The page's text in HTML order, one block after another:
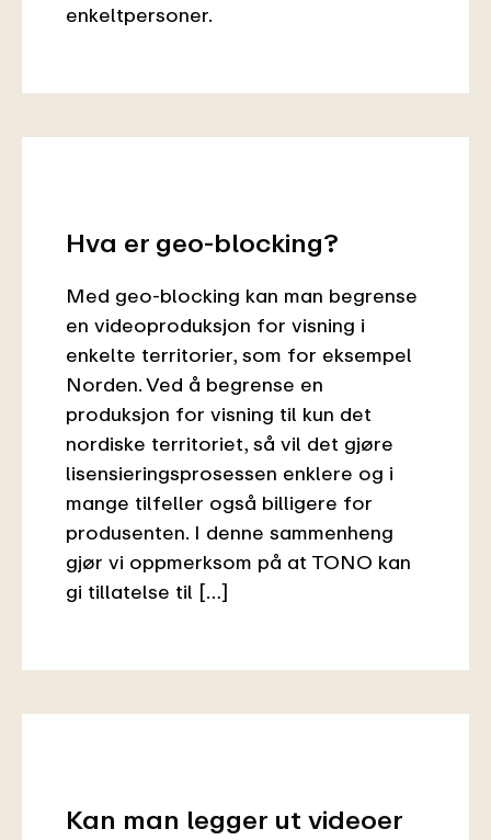
enkeltpersoner.
Hva er geo-blocking?
Med geo-blocking kan man begrense
en videoproduksjon for visning i
enkelte territorier, som for eksempel
Norden. Ved å begrense en
produksjon for visning til kun det
nordiske territoriet, så vil det gjøre
lisensieringsprosessen enklere og i
mange tilfeller også billigere for
produsenten. I denne sammenheng
gjør vi oppmerksom på at TONO kan
gi tillatelse til […]
Kan man legger ut videoer